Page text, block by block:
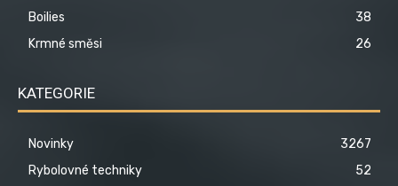
Boilies
38
Krmné směsi
26
KATEGORIE
Novinky
3267
Rybolovné techniky
52